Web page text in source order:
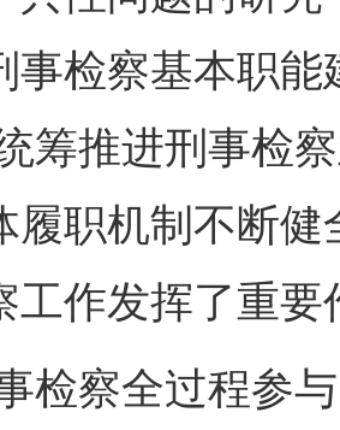
事检察基本职能
筹推进刑事检
履职机制不断
工作发挥了重要
察全过程参与